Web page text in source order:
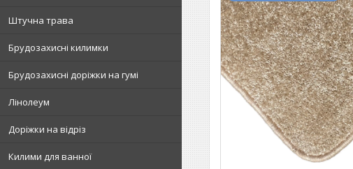
Штучна трава
Брудозахисні килимки
Брудозахисні доріжки на гумі
Лінолеум
Доріжки на відріз
Килими для ванної